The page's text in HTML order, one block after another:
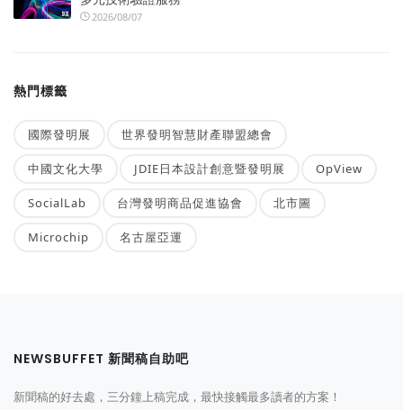
2026/08/07
熱門標籤
國際發明展 世界發明智慧財產聯盟總會
中國文化大學 JDIE日本設計創意暨發明展 OpView
SocialLab 台灣發明商品促進協會 北市圖
Microchip 名古屋亞運
NEWSBUFFET 新聞稿自助吧
新聞稿的好去處，三分鐘上稿完成，最快接觸最多讀者的方案！